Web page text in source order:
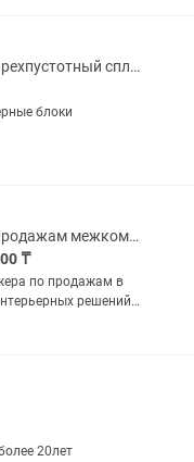
Стеновой четырехпустотный сплитерный блок и прессованный двухпустотный блок
блоки
Менеджер по продажам межкомнатных дверей
₸
по продажам в
решений.
который умеет
с клиентами,
20лет